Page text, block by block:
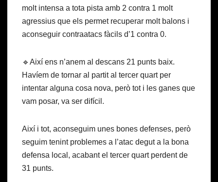
molt intensa a tota pista amb 2 contra 1 molt
agressius que els permet recuperar molt balons i
aconseguir contraatacs fàcils d’1 contra 0.
🔹Així ens n’anem al descans 21 punts baix.
Havíem de tornar al partit al tercer quart per
intentar alguna cosa nova, però tot i les ganes que
vam posar, va ser difícil.
Així i tot, aconseguim unes bones defenses, però
seguim tenint problemes a l’atac degut a la bona
defensa local, acabant el tercer quart perdent de
31 punts.